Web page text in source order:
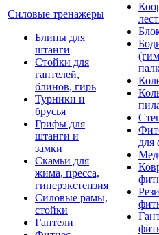
Силовые тренажеры
Блины для
штанги
Стойки для
гантелей,
блинов, гирь
Турники и
брусья
Грифы для
штанги и
замки
Скамьи для
жима, пресса,
гиперэкстензия
Силовые рамы,
стойки
Гантели
для